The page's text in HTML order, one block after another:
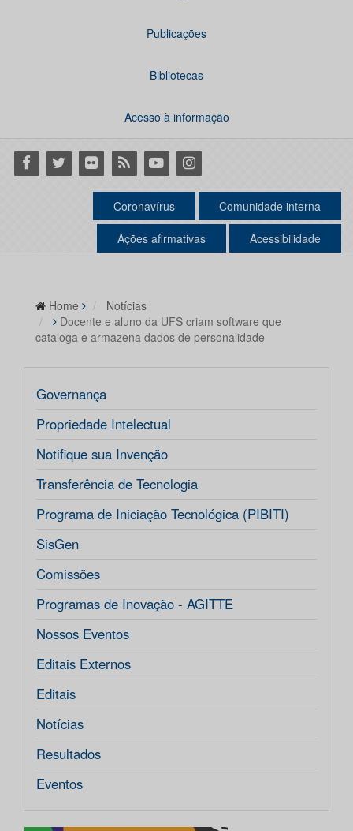
Publicações
Bibliotecas
Acesso à informação
Facebook
Twitter Flickr RSS YoutubeInstagram
Coronavírus Comunidade interna
Ações afirmativas Acessibilidade
Home
Notícias
Docente e aluno da UFS criam software que
cataloga e armazena dados de personalidade
Governança
Propriedade Intelectual
Notifique sua Invenção
Transferência de Tecnologia
Programa de Iniciação Tecnológica (PIBITI)
SisGen
Comissões
Programas de Inovação - AGITTE
Nossos Eventos
Editais Externos
Editais
Notícias
Resultados
Eventos